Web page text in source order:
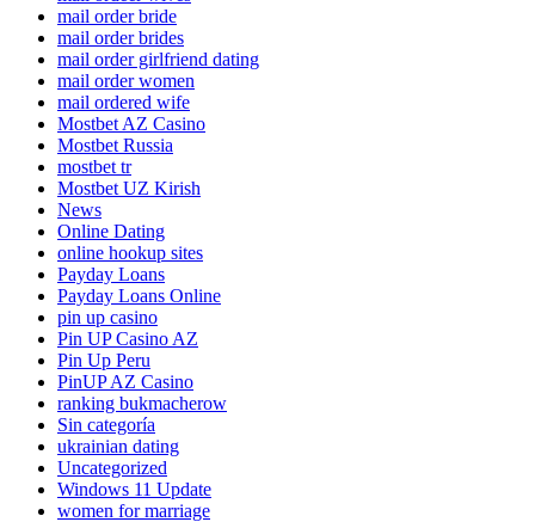
mail order bride
mail order brides
mail order girlfriend dating
mail order women
mail ordered wife
Mostbet AZ Casino
Mostbet Russia
mostbet tr
Mostbet UZ Kirish
News
Online Dating
online hookup sites
Payday Loans
Payday Loans Online
pin up casino
Pin UP Casino AZ
Pin Up Peru
PinUP AZ Casino
ranking bukmacherow
Sin categoría
ukrainian dating
Uncategorized
Windows 11 Update
women for marriage